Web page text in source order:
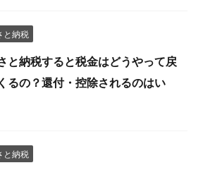
と納税
と納税すると税金はどうやって戻
るの？還付・控除されるのはい
と納税